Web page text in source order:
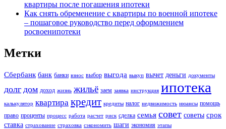
квартиры после погашения ипотеки
Как снять обременение с квартиры по военной ипотеке
– пошаговое руководство перед оформлением
росвоенипотеки
Метки
Сбербанк банк банки взнос выбор выгода выкуп вычет деньги документы
долг дом доход жизнь жильё заем заявка инструкция ипотека
калькулятор квартира кредит кредиты налог недвижимость нюансы помощь
право проценты процесс работа расчет риск сделка семья совет советы срок
ставка страхование страховка сэкономить шаги экономия этапы